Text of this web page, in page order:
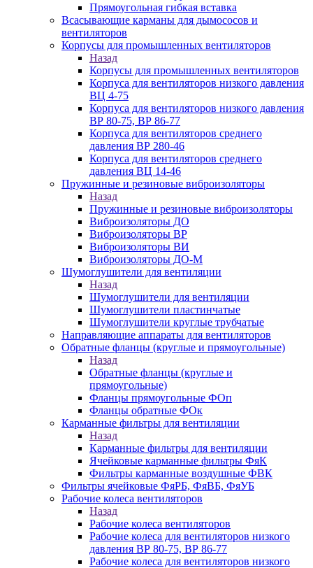
Прямоугольная гибкая вставка
Всасывающие карманы для дымососов и
вентиляторов
Корпусы для промышленных вентиляторов
Назад
Корпусы для промышленных вентиляторов
Корпуса для вентиляторов низкого давления
ВЦ 4-75
Корпуса для вентиляторов низкого давления
ВР 80-75, ВР 86-77
Корпуса для вентиляторов среднего
давления ВР 280-46
Корпуса для вентиляторов среднего
давления ВЦ 14-46
Пружинные и резиновые виброизоляторы
Назад
Пружинные и резиновые виброизоляторы
Виброизоляторы ДО
Виброизоляторы ВР
Виброизоляторы ВИ
Виброизоляторы ДО-М
Шумоглушители для вентиляции
Назад
Шумоглушители для вентиляции
Шумоглушители пластинчатые
Шумоглушители круглые трубчатые
Направляющие аппараты для вентиляторов
Обратные фланцы (круглые и прямоугольные)
Назад
Обратные фланцы (круглые и
прямоугольные)
Фланцы прямоугольные ФОп
Фланцы обратные ФОк
Карманные фильтры для вентиляции
Назад
Карманные фильтры для вентиляции
Ячейковые карманные фильтры ФяК
Фильтры карманные воздушные ФВК
Фильтры ячейковые ФяРБ, ФяВБ, ФяУБ
Рабочие колеса вентиляторов
Назад
Рабочие колеса вентиляторов
Рабочие колеса для вентиляторов низкого
давления ВР 80-75, ВР 86-77
Рабочие колеса для вентиляторов низкого